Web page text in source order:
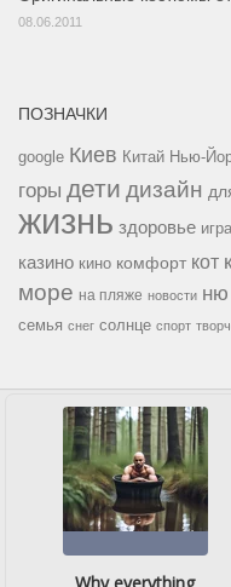
08.06.2011
ПОЗНАЧКИ
google Киев Китай Нью-
горы дети дизайн
жизнь здоровье игра
казино кино комфорт кот
море на пляже новости ню
семья снег солнце спорт